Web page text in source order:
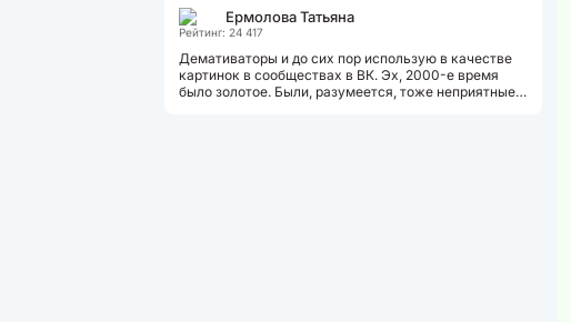
Ермолова Татьяна
Рейтинг: 24 417
Демативаторы и до сих пор использую в качестве
картинок в сообществах в ВК. Эх, 2000-е время
было золотое. Были, разумеется, тоже неприятные